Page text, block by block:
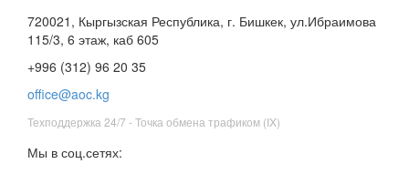
720021, Кыргызская Республика, г. Бишкек, ул.Ибраимова
115/3, 6 этаж, каб 605
+996 (312) 96 20 35
office@aoc.kg
Техподдержка 24/7 - Точка обмена трафиком (IX)
Мы в соц.сетях: